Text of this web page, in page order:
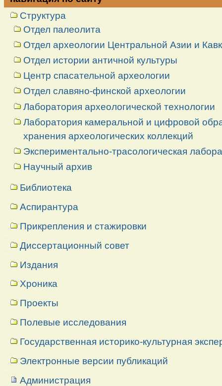
Структура
Отдел палеолита
Отдел археологии Центральной Азии и
Отдел истории античной культуры
Центр спасательной археологии
Отдел славяно-финской археологии
Лаборатория археологической технологии
Лаборатория камеральной и цифровой
хранения археологических коллекций
Экспериментально-трасологическая
Научный архив
Библиотека
Аспирантура
Прикрепления и стажировки
Диссертационный совет
Издания
Хроника
Проекты
Полевые исследования
Государственная историко-культурная
Электронные версии публикаций
Администрация